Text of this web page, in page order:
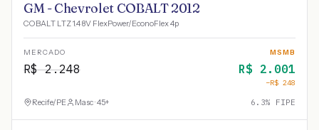
GM - Chevrolet COBALT 2012
COBALT LTZ 1.4 8V FlexPower/EconoFlex 4p
MERCADO
R$2.248
MSMB
R$ 2.001
−R$ 248
Recife/PE Masc · 45+ 6.3% FIPE